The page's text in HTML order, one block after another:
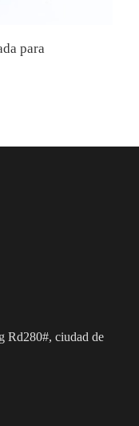
para
Rd280#, ciudad de